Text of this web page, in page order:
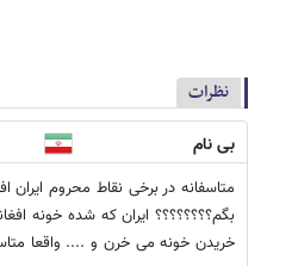
نظرات
بی نام
متاسفانه در برخی نقاط محروم
بگم؟؟؟؟؟؟؟؟ ایران که شده خونه
خریدن خونه می خرن و .... واقعا